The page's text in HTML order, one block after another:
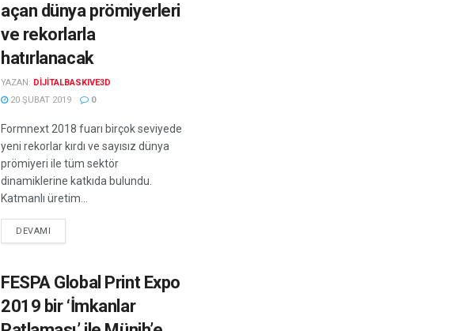
açan dünya prömiyerleri
ve rekorlarla
hatırlanacak
YAZAN: DIJITALBASKIVE3D
20 ŞUBAT 2019
0
Formnext 2018 fuarı birçok seviyede
yeni rekorlar kırdı ve sayısız dünya
prömiyeri ile tüm sektör
dinamiklerine katkıda bulundu.
Katmanlı üretim...
DEVAMI
FESPA Global Print Expo
2019 bir ‘İmkanlar